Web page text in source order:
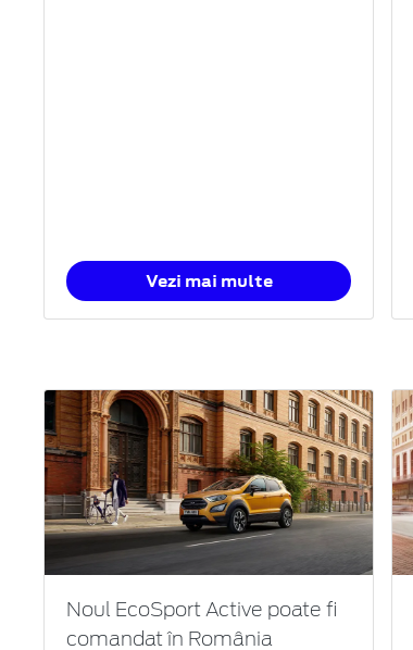
Vezi mai multe
Noul EcoSport Active poate fi
comandat în România